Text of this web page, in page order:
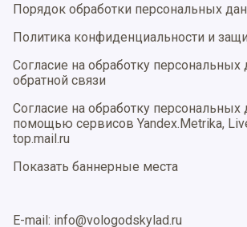
Порядок обработки персональных
Политика конфиденциальности и
Согласие на обработку персональных
обратной связи
Согласие на обработку персональных
помощью сервисов Yandex.Metrika,
top.mail.ru
Показать баннерные места
E-mail: info@vologodskylad.ru